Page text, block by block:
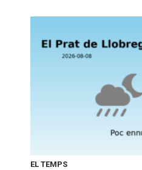
EL TEMPS